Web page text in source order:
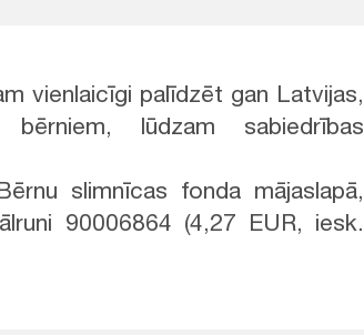
vienlaicīgi palīdzēt gan Latvijas,
lūdzam sabiedrības
slimnīcas fonda mājaslapā,
90006864 (4,27 EUR, iesk.